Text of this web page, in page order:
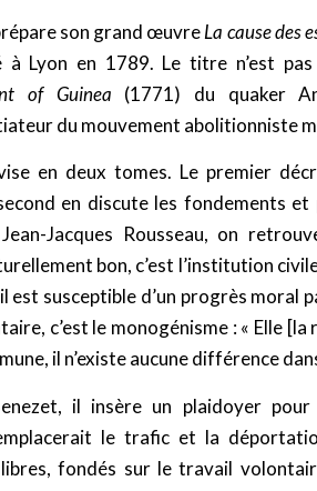
son grand œuvreLa cause des
à Lyon en 1789. Le titre n’est
of Guinea (1771) du quaker
du mouvement abolitionniste
en deux tomes. Le premier
en discute les fondements
Jacques Rousseau, on
bon, c’est l’institution
est susceptible d’un progrès moral
c’est le monogénisme : « Elle
il n’existe aucune différence
il insère un plaidoyer
le trafic et la
fondés sur le travail